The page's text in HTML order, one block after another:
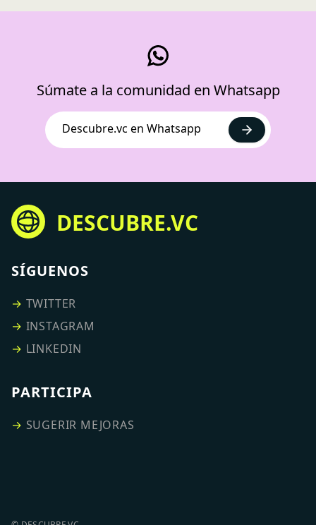
Súmate a la comunidad en Whatsapp
Descubre.vc en Whatsapp
DESCUBRE.VC
SÍGUENOS
→ TWITTER
→ INSTAGRAM
→ LINKEDIN
PARTICIPA
→ SUGERIR MEJORAS